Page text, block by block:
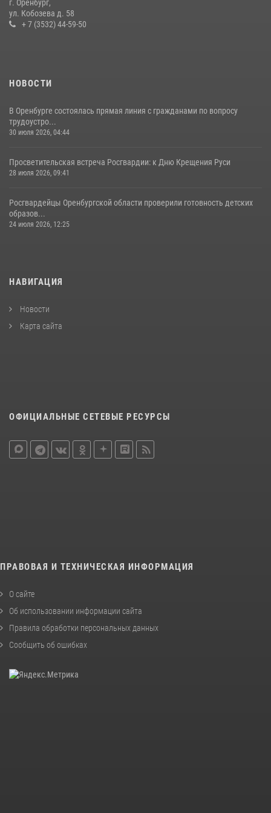
06 июля 2026, 14:45
г. Оренбург,
ул. Кобозева д. 58
+ 7 (3532) 44-59-50
НОВОСТИ
В Оренбурге состоялась прямая линия с гражданами по вопросу
трудоустро...
30 июля 2026, 04:44
Просветительская встреча Росгвардии: к Дню Крещения Руси
28 июля 2026, 09:41
Росгвардейцы Оренбургской области проверили готовность детских
образов...
24 июля 2026, 12:25
НАВИГАЦИЯ
Новости
Карта сайта
ОФИЦИАЛЬНЫЕ СЕТЕВЫЕ РЕСУРСЫ
ПРАВОВАЯ И ТЕХНИЧЕСКАЯ ИНФОРМАЦИЯ
О сайте
Об использовании информации сайта
Правила обработки персональных данных
Сообщить об ошибках